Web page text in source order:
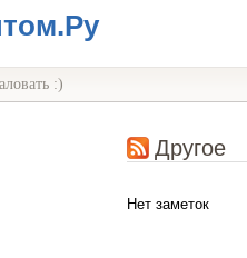
:)
Другое
Нет заметок